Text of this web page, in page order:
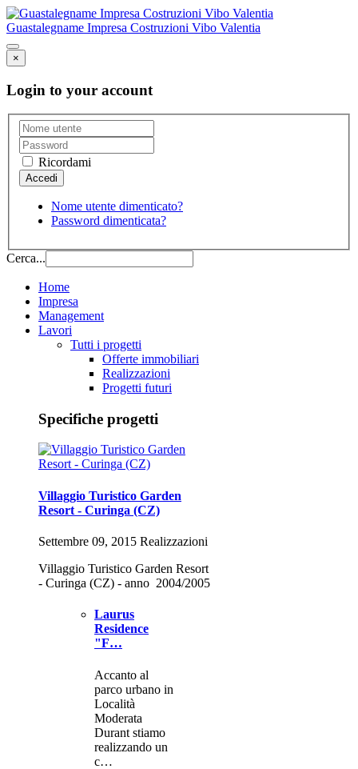
Guastalegname Impresa Costruzioni Vibo Valentia
×
Login to your account
Ricordami
Nome utente dimenticato?
Password dimenticata?
Cerca...
Home
Impresa
Management
Lavori
Tutti i progetti
Offerte immobiliari
Realizzazioni
Progetti futuri
Specifiche progetti
Villaggio Turistico Garden
Resort - Curinga (CZ)
Settembre 09, 2015 Realizzazioni
Villaggio Turistico Garden Resort
- Curinga (CZ) - anno 2004/2005
Laurus
Residence
"F…
Accanto al
parco urbano in
Località
Moderata
Durant stiamo
realizzando un
c…